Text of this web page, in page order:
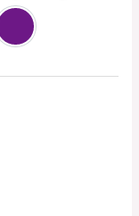
PinkPflaume